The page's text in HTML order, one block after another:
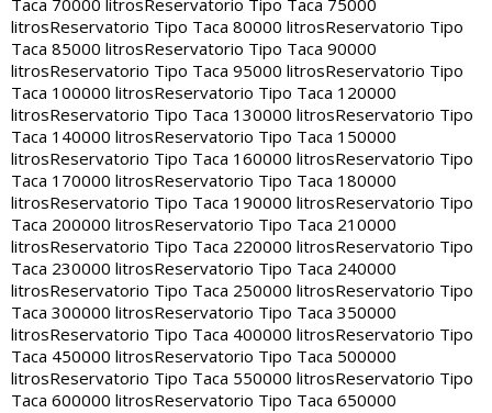
Taca 70000 litros Reservatorio Tipo Taca 75000
litrosReservatorio Tipo Taca 80000 litrosReservatorio Tipo
Taca 85000 litrosReservatorio Tipo Taca 90000
litrosReservatorio Tipo Taca 95000 litrosReservatorio Tipo
Taca 100000 litrosReservatorio Tipo Taca 120000
litrosReservatorio Tipo Taca 130000 litrosReservatorio Tipo
Taca 140000 litrosReservatorio Tipo Taca 150000
litrosReservatorio Tipo Taca 160000 litrosReservatorio Tipo
Taca 170000 litrosReservatorio Tipo Taca 180000
litrosReservatorio Tipo Taca 190000 litrosReservatorio Tipo
Taca 200000 litrosReservatorio Tipo Taca 210000
litrosReservatorio Tipo Taca 220000 litrosReservatorio Tipo
Taca 230000 litrosReservatorio Tipo Taca 240000
litrosReservatorio Tipo Taca 250000 litrosReservatorio Tipo
Taca 300000 litrosReservatorio Tipo Taca 350000
litrosReservatorio Tipo Taca 400000 litrosReservatorio Tipo
Taca 450000 litrosReservatorio Tipo Taca 500000
litrosReservatorio Tipo Taca 550000 litrosReservatorio Tipo
Taca 600000 litrosReservatorio Tipo Taca 650000